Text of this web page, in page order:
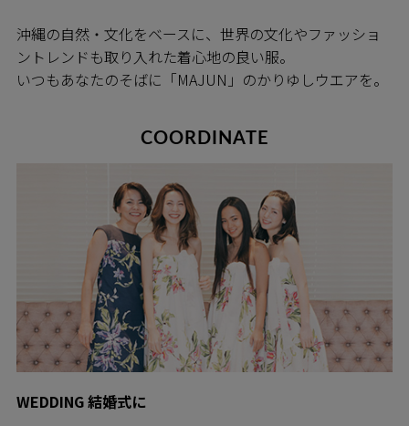
沖縄の自然・文化をベースに、世界の文化やファッショ
ントレンドも取り入れた着心地の良い服。
いつもあなたのそばに「MAJUN」のかりゆしウエアを。
COORDINATE
WEDDING 結婚式に